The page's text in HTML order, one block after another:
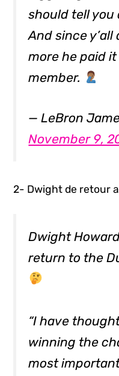
should tell you
And since
more he paid
member.
— LeBron
November 9,
2- Dwight de retour
Dwight
return to the
“I have
winning the
most